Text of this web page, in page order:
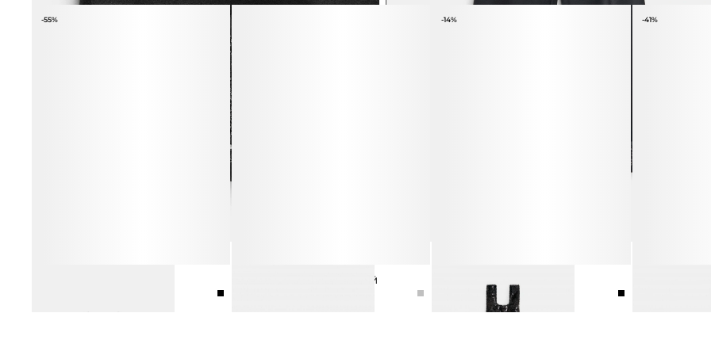
-55%
БРАСЛЕТ-КАФФ ФАКТУРНЫЙ
-14%
6 990 ₽
-41%
ТУФЛИ ИЗ